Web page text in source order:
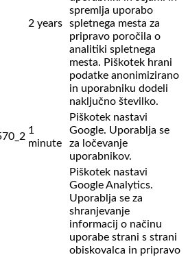
2 years
spremlja uporabo
spletnega mesta za
pripravo poročila o
analitiki spletnega
mesta. Piškotek hrani
podatke anonimizirano
in uporabniku dodeli
naključno številko.
1
minute
Piškotek nastavi
Google. Uporablja se
za ločevanje
uporabnikov.
Piškotek nastavi
Google Analytics.
Uporablja se za
shranjevanje
informacij o načinu
uporabe strani s strani
obiskovalca in pripravo